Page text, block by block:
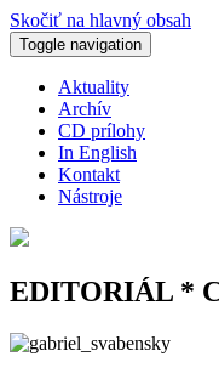
Skočiť na hlavný obsah
Toggle navigation
Aktuality
Archív
CD prílohy
In English
Kontakt
Nástroje
EDITORIÁL *